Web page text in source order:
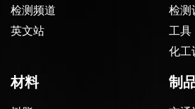
检测频道
英文站
检测
工具
化工
材料 制